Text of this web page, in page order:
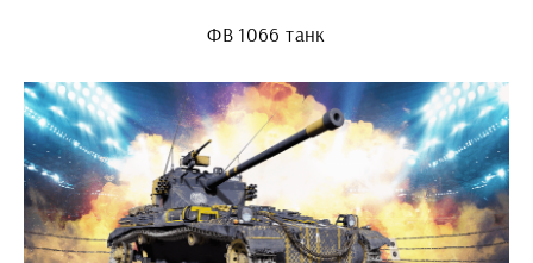
ФВ 1066 танк